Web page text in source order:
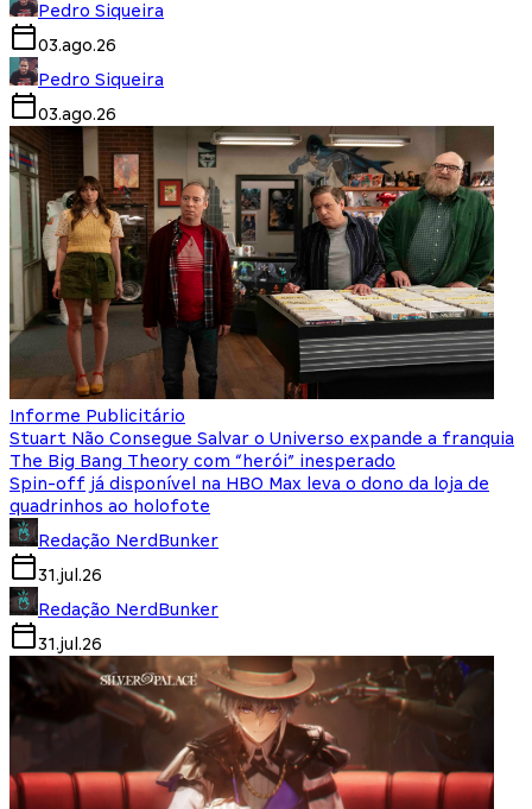
Pedro Siqueira
03.ago.26
Pedro Siqueira
03.ago.26
Informe Publicitário
Stuart Não Consegue Salvar o Universo expande a franquia
The Big Bang Theory com “herói” inesperado
Spin-off já disponível na HBO Max leva o dono da loja de
quadrinhos ao holofote
Redação NerdBunker
31.jul.26
Redação NerdBunker
31.jul.26